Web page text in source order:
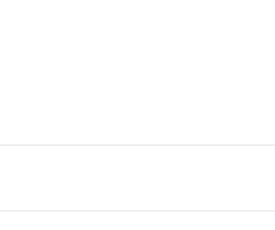
zur
Trogir
Istrien Segelregion